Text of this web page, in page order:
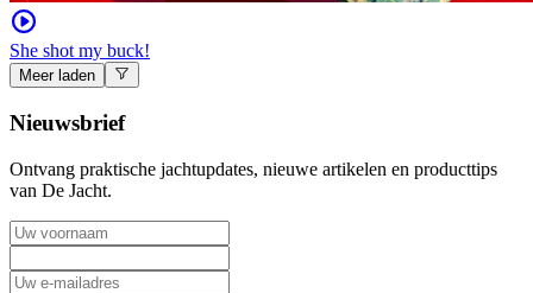
She shot my buck!
Meer laden
Nieuwsbrief
Ontvang praktische jachtupdates, nieuwe artikelen en producttips
van De Jacht.